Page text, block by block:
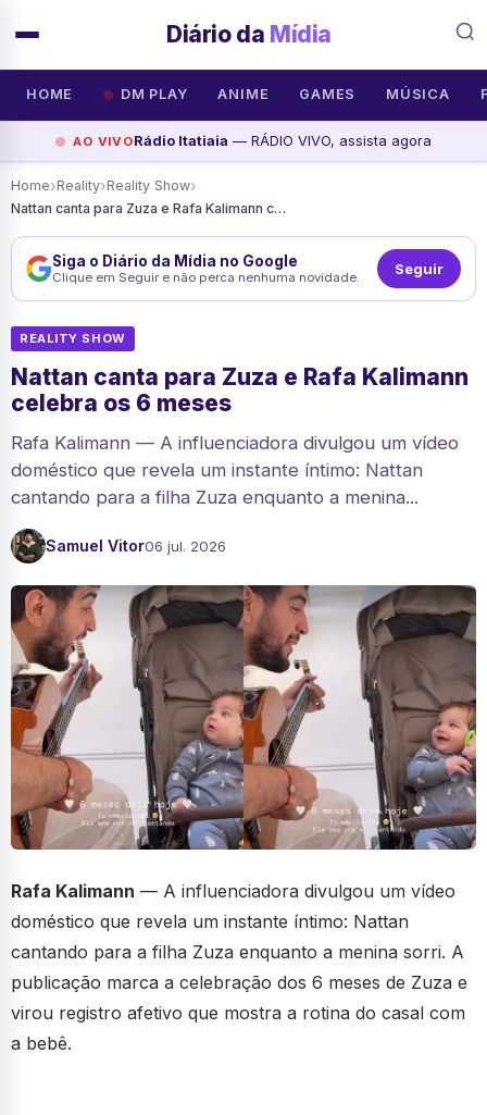
Diário da Mídia
HOME DM PLAY ANIME GAMES MÚSICA
AO VIVORádio Itatiaia — RÁDIO VIVO, assista agora
Home›Reality›Reality Show›
Nattan canta para Zuza e Rafa Kalimann celebra os 6 meses
Siga o Diário da Mídia no Google
Clique em Seguir e não perca nenhuma novidade. Seguir
REALITY SHOW
Nattan canta para Zuza e Rafa Kalimann
celebra os 6 meses
Rafa Kalimann — A influenciadora divulgou um vídeo
doméstico que revela um instante íntimo: Nattan
cantando para a filha Zuza enquanto a menina...
Samuel Vitor06 jul. 2026
Rafa Kalimann — A influenciadora divulgou um vídeo
doméstico que revela um instante íntimo: Nattan
cantando para a filha Zuza enquanto a menina sorri. A
publicação marca a celebração dos 6 meses de Zuza e
virou registro afetivo que mostra a rotina do casal com
a bebê.